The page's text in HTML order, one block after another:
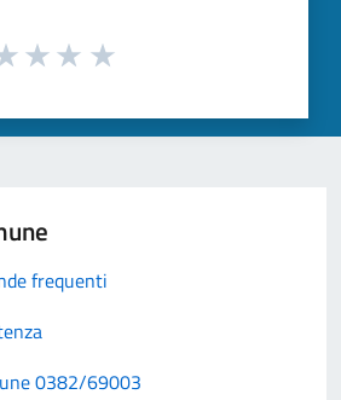
frequenti
0382/69003